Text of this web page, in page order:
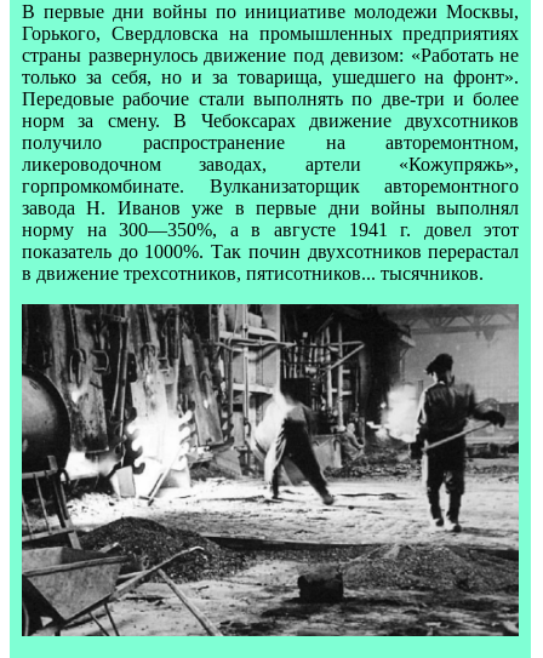
В первые дни войны по инициативе молодежи Москвы,
Горького, Свердловска на промышленных предприятиях
страны развернулось движение под девизом: «Работать не
только за себя, но и за товарища, ушедшего на фронт».
Передовые рабочие стали выполнять по две-три и более
норм за смену. В Чебоксарах движение двухсотников
получило распространение на авторемонтном,
ликероводочном заводах, артели «Кожупряжь»,
горпромкомбинате. Вулканизаторщик авторемонтного
завода Н. Иванов уже в первые дни войны выполнял
норму на 300—350%, а в августе 1941 г. довел этот
показатель до 1000%. Так почин двухсотников перерастал
в движение трехсотников, пятисотников... тысячников.